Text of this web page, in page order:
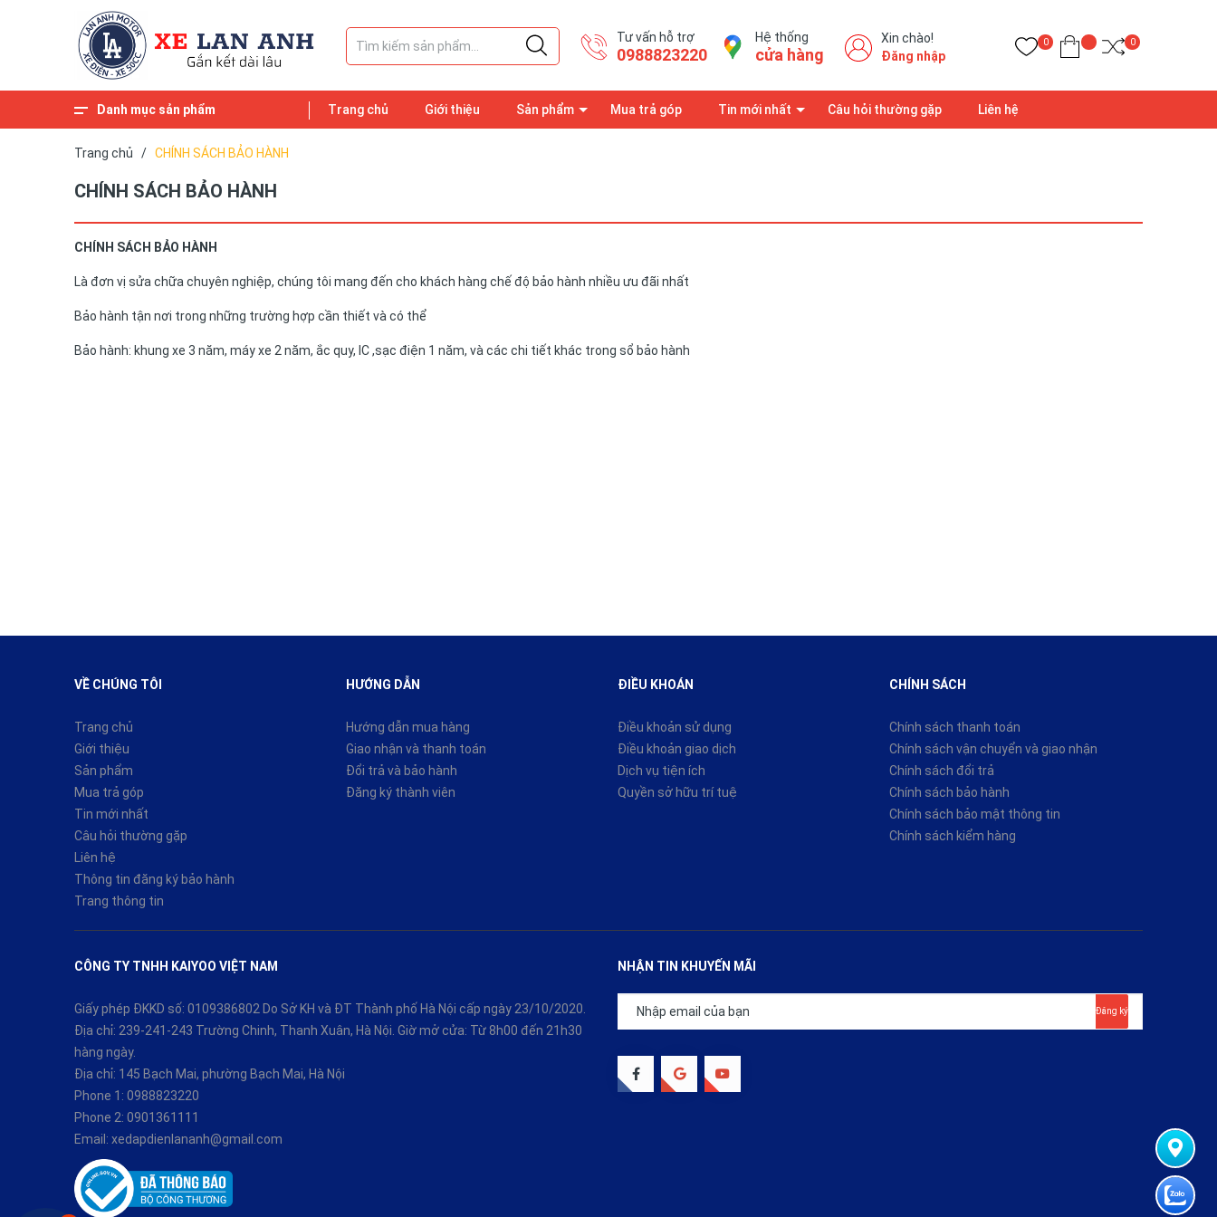
Tư vấn hỗ trợ
0988823220
Hệ thống
cửa hàng
Xin chào!
Đăng nhập
0 0
Danh mục sản phẩm Trang chủ Giới thiệu Sản phẩm Mua trả góp Tin mới nhất Câu hỏi thường gặp Liên hệ
Trang chủ / CHÍNH SÁCH BẢO HÀNH
CHÍNH SÁCH BẢO HÀNH
CHÍNH SÁCH BẢO HÀNH
Là đơn vị sửa chữa chuyên nghiệp, chúng tôi mang đến cho khách hàng chế độ bảo hành nhiều ưu đãi nhất
Bảo hành tận nơi trong những trường hợp cần thiết và có thể
Bảo hành: khung xe 3 năm, máy xe 2 năm, ắc quy, IC ,sạc điện 1 năm, và các chi tiết khác trong sổ bảo hành
VỀ CHÚNG TÔI
Trang chủ
Giới thiệu
Sản phẩm
Mua trả góp
Tin mới nhất
Câu hỏi thường gặp
Liên hệ
Thông tin đăng ký bảo hành
Trang thông tin
HƯỚNG DẪN
Hướng dẫn mua hàng
Giao nhận và thanh toán
Đổi trả và bảo hành
Đăng ký thành viên
ĐIỀU KHOÁN
Điều khoản sử dụng
Điều khoản giao dịch
Dịch vụ tiện ích
Quyền sở hữu trí tuệ
CHÍNH SÁCH
Chính sách thanh toán
Chính sách vận chuyển và giao nhận
Chính sách đổi trả
Chính sách bảo hành
Chính sách bảo mật thông tin
Chính sách kiểm hàng
CÔNG TY TNHH KAIYOO VIỆT NAM
Giấy phép ĐKKD số: 0109386802 Do Sở KH và ĐT Thành phố Hà Nội cấp ngày 23/10/2020.
Địa chỉ: 239-241-243 Trường Chinh, Thanh Xuân, Hà Nội. Giờ mở cửa: Từ 8h00 đến 21h30
hàng ngày.
Địa chỉ: 145 Bạch Mai, phường Bạch Mai, Hà Nội
Phone 1: 0988823220
Phone 2: 0901361111
Email: xedapdienlananh@gmail.com
NHẬN TIN KHUYẾN MÃI
Đăng ký